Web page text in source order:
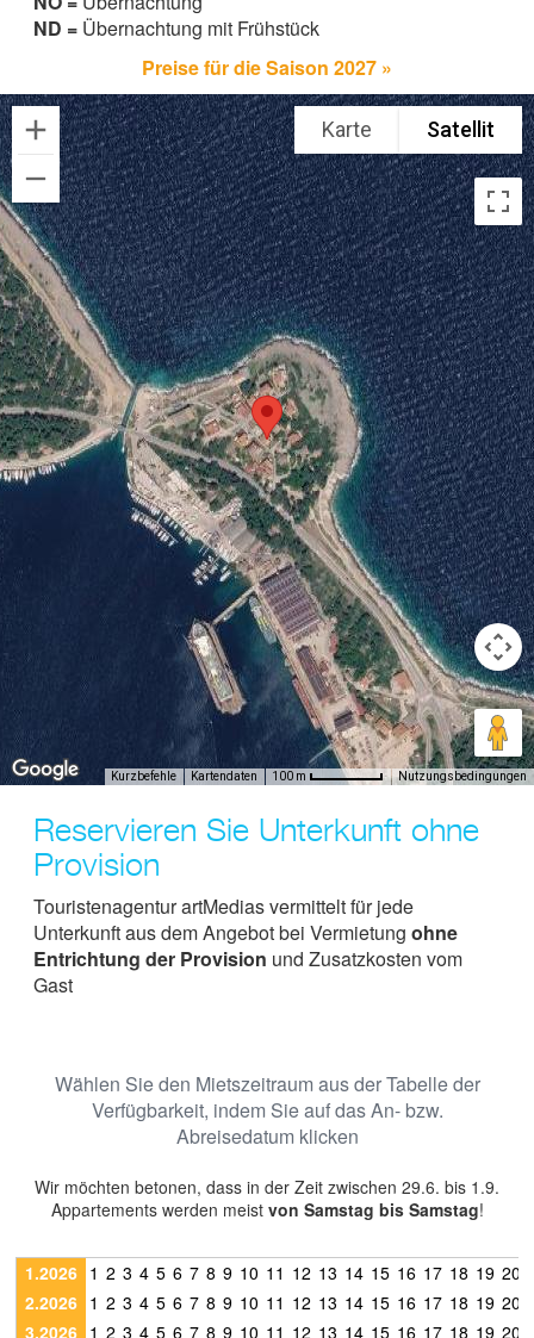
ND = Übernachtung mit Frühstück
Preise für die Saison 2027 »
Karte Satellit
Kurzbefehle Kartendaten 100 m Nutzungsbedingungen
Reservieren Sie Unterkunft ohne
Provision
Touristenagentur artMedias vermittelt für jede
Unterkunft aus dem Angebot bei Vermietung ohne
Entrichtung der Provision und Zusatzkosten vom
Gast
Wählen Sie den Mietszeitraum aus der Tabelle der
Verfügbarkeit, indem Sie auf das An- bzw.
Abreisedatum klicken
Wir möchten betonen, dass in der Zeit zwischen 29.6. bis 1.9.
Appartements werden meist von Samstag bis Samstag!
1.2026 1 2 3 4 5 6 7 8 9 10 11 12 13 14 15 16 17 18 19 20
2.2026 1 2 3 4 5 6 7 8 9 10 11 12 13 14 15 16 17 18 19 20
3.2026 1 2 3 4 5 6 7 8 9 10 11 12 13 14 15 16 17 18 19 20